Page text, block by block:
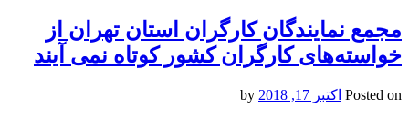
مجمع نمایندگان کارگران استان تهران از
خواسته‌های کارگران کشور کوتاه نمی آیند
Posted on اکتبر 17, 2018